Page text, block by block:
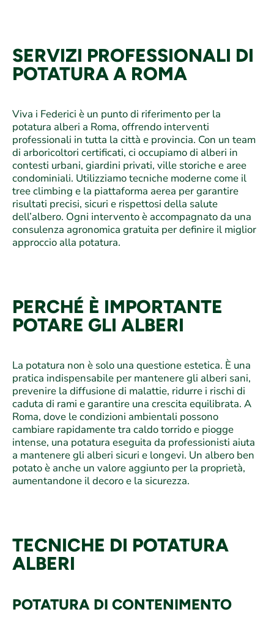
SERVIZI PROFESSIONALI DI
POTATURA A ROMA
Viva i Federici è un punto di riferimento per la
potatura alberi a Roma, offrendo interventi
professionali in tutta la città e provincia. Con un team
di arboricoltori certificati, ci occupiamo di alberi in
contesti urbani, giardini privati, ville storiche e aree
condominiali. Utilizziamo tecniche moderne come il
tree climbing e la piattaforma aerea per garantire
risultati precisi, sicuri e rispettosi della salute
dell’albero. Ogni intervento è accompagnato da una
consulenza agronomica gratuita per definire il miglior
approccio alla potatura.
PERCHÉ È IMPORTANTE
POTARE GLI ALBERI
La potatura non è solo una questione estetica. È una
pratica indispensabile per mantenere gli alberi sani,
prevenire la diffusione di malattie, ridurre i rischi di
caduta di rami e garantire una crescita equilibrata. A
Roma, dove le condizioni ambientali possono
cambiare rapidamente tra caldo torrido e piogge
intense, una potatura eseguita da professionisti aiuta
a mantenere gli alberi sicuri e longevi. Un albero ben
potato è anche un valore aggiunto per la proprietà,
aumentandone il decoro e la sicurezza.
TECNICHE DI POTATURA
ALBERI
POTATURA DI CONTENIMENTO